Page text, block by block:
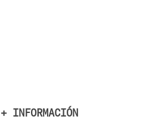
+ INFORMACIÓN